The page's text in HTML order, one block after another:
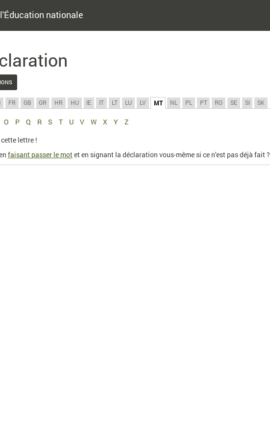
nationale
FR GB GR HR HU IE IT LT LU LV MT NL PL PT RO SE SI SK
O P Q R S T U V W X Y
Z
lettre !
faisant passer le motet en signant la déclaration vous-même si ce n'est pas déjà fait ?